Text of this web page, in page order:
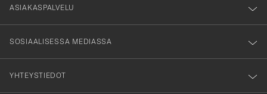
nyhetsbrev!
ASIAKASPALVELU
SOSIAALISESSA MEDIASSA
YHTEYSTIEDOT